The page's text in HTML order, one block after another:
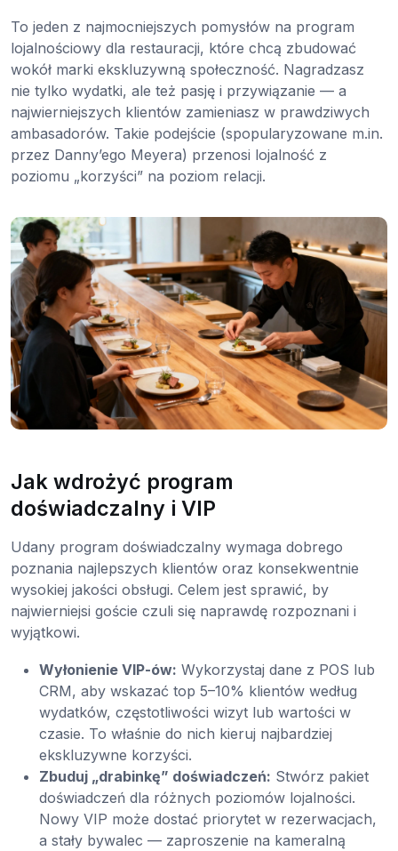
To jeden z najmocniejszych pomysłów na program
lojalnościowy dla restauracji, które chcą zbudować
wokół marki ekskluzywną społeczność. Nagradzasz
nie tylko wydatki, ale też pasję i przywiązanie — a
najwierniejszych klientów zamieniasz w prawdziwych
ambasadorów. Takie podejście (spopularyzowane m.in.
przez Danny’ego Meyera) przenosi lojalność z
poziomu „korzyści” na poziom relacji.
Jak wdrożyć program
doświadczalny i VIP
Udany program doświadczalny wymaga dobrego
poznania najlepszych klientów oraz konsekwentnie
wysokiej jakości obsługi. Celem jest sprawić, by
najwierniejsi goście czuli się naprawdę rozpoznani i
wyjątkowi.
Wyłonienie VIP-ów: Wykorzystaj dane z POS lub
CRM, aby wskazać top 5–10% klientów według
wydatków, częstotliwości wizyt lub wartości w
czasie. To właśnie do nich kieruj najbardziej
ekskluzywne korzyści.
Zbuduj „drabinkę” doświadczeń: Stwórz pakiet
doświadczeń dla różnych poziomów lojalności.
Nowy VIP może dostać priorytet w rezerwacjach,
a stały bywalec — zaproszenie na kameralną